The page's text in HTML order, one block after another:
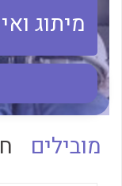
לכל מוצרי היצרן
מיתוג
מובילים